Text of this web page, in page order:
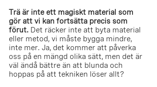
Trä är inte ett magiskt material som
gör att vi kan fortsätta precis som
förut. Det räcker inte att byta material
eller metod, vi måste bygga mindre,
inte mer. Ja, det kommer att påverka
oss på en mängd olika sätt, men det är
väl ändå bättre än att blunda och
hoppas på att tekniken löser allt?